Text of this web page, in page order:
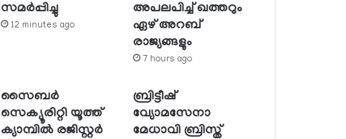
സമര്‍പ്പിച്ചു
12 minutes ago
അപലപിച്ച് ഖത്തറും
ഏഴ് അറബ്
രാജ്യങ്ങളും
7 hours ago
സൈബര്‍
സെക്യൂരിറ്റി യൂത്ത്
ക്യാമ്പില്‍ രജിസ്റ്റര്‍
ബ്രിട്ടീഷ്
വ്യോമസേനാ
മേധാവി ബ്രിസ്ത്